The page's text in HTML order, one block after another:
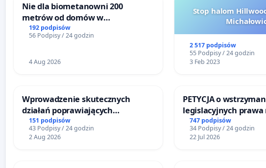
Nie dla biometanowni 200
metrów od domów w
Biernatkach, gm. Wądroże
Wielkie
192 podpisów
56 Podpisy / 24 godzin
4 Aug 2026
Stop halom
2 517 podpisów
55 Podpisy / 24 godzin
3 Feb 2023
Wprowadzenie skutecznych
działań poprawiających
bezpieczeństwo na ulicy
Żeromskiego w Otwocku
151 podpisów
43 Podpisy / 24 godzin
2 Aug 2026
PETYCJA o
legislacyjnych prawa
narażających ofiary
747 podpisów
34 Podpisy / 24 godzin
22 Jul 2026